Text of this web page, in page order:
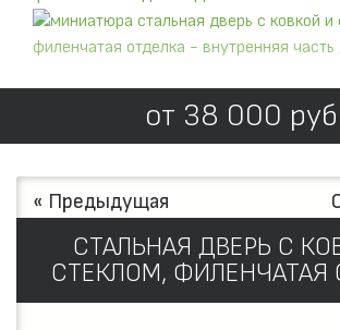
от 38 000
« Предыдущая
СТАЛЬНАЯ ДВЕРЬ С
СТЕКЛОМ, ФИЛЕНЧАТАЯ